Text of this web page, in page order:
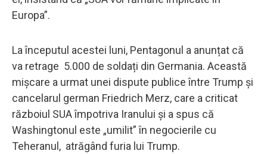
Europa”.
La începutul acestei luni, Pentagonul a anunțat că
va retrage 5.000 de soldați din Germania. Această
mișcare a urmat unei dispute publice între Trump și
cancelarul german Friedrich Merz, care a criticat
războiul SUA împotriva Iranului și a spus că
Washingtonul este „umilit” în negocierile cu
Teheranul, atrăgând furia lui Trump.